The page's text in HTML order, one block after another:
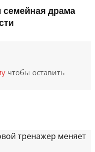
драма
чтобы оставить
тренажер меняет